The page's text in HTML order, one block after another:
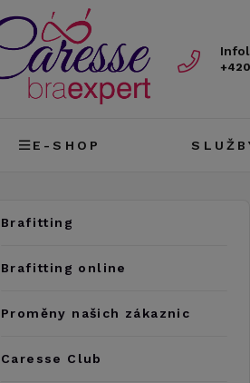
+420
E-SHOP
Brafitting
Brafitting online
Proměny našich zákaznic
Caresse Club